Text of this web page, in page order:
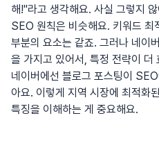
해!"라고 생각해요. 사실 그렇지
SEO 원칙은 비슷해요. 키워드 최
부분의 요소는 같죠. 그러나 네이
을 가지고 있어서, 특정 전략이 더
네이버에선 블로그 포스팅이
아요. 이렇게 지역 시장에 최적화
특징을 이해하는 게 중요해요.